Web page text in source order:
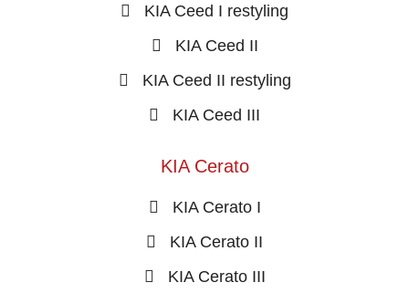
KIA Ceed I restyling
KIA Ceed II
KIA Ceed II restyling
KIA Ceed III
KIA Cerato
KIA Cerato I
KIA Cerato II
KIA Cerato III